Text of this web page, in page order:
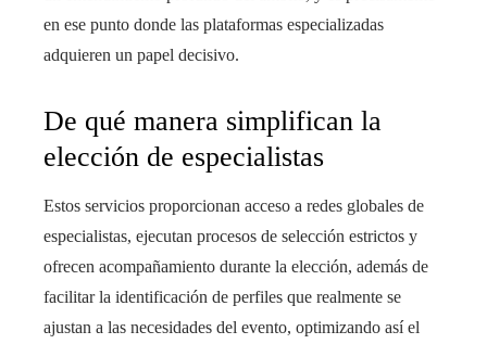
en ese punto donde las plataformas especializadas
adquieren un papel decisivo.
De qué manera simplifican la
elección de especialistas
Estos servicios proporcionan acceso a redes globales de
especialistas, ejecutan procesos de selección estrictos y
ofrecen acompañamiento durante la elección, además de
facilitar la identificación de perfiles que realmente se
ajustan a las necesidades del evento, optimizando así el